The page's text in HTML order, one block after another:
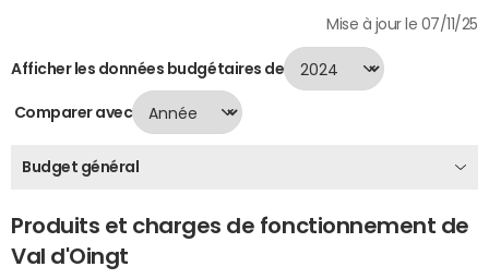
Mise à jour le 07/11/25
Afficher les données budgétaires de
Comparer avec
Budget général
Produits et charges de fonctionnement de
Val d'Oingt